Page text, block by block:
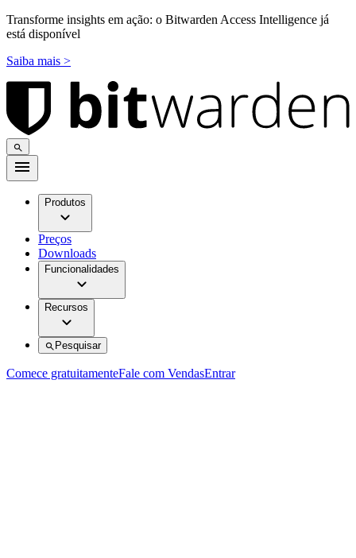
Transforme insights em ação: o Bitwarden Access Intelligence já
está disponível
Saiba mais >
Produtos
Preços
Downloads
Funcionalidades
Recursos
Pesquisar
Comece gratuitamenteFale com VendasEntrar